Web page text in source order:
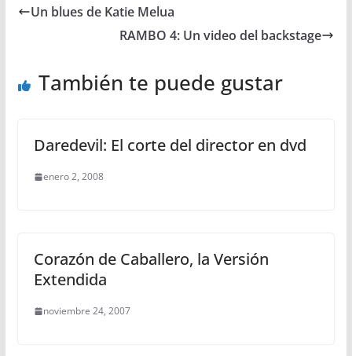
Un blues de Katie Melua
RAMBO 4: Un video del backstage
También te puede gustar
Daredevil: El corte del director en dvd
enero 2, 2008
Corazón de Caballero, la Versión
Extendida
noviembre 24, 2007